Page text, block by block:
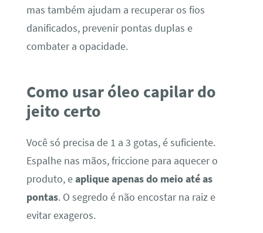
mas também ajudam a recuperar os fios
danificados, prevenir pontas duplas e
combater a opacidade.
Como usar óleo capilar do
jeito certo
Você só precisa de 1 a 3 gotas, é suficiente.
Espalhe nas mãos, friccione para aquecer o
produto, eaplique apenas do meio até as
pontas. O segredo é não encostar na raiz e
evitar exageros.